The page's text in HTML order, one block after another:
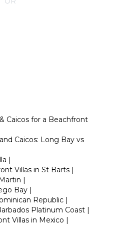
Caicos for a Beachfront
Caicos: Long Bay vs
|
Villas in St Barts |
|
Bay |
Republic |
Platinum Coast |
Villas in Mexico |